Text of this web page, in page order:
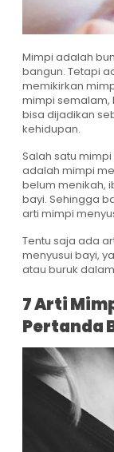
Mimpi adalah
bangun. Tetapi
memikirkan
mimpi
bisa dijadikan
kehidupan.
Salah satu
adalah mimpi
belum menikah,
bayi. Sehingga
arti mimpi
Tentu saja ada
menyusui bayi,
atau buruk
7 Arti
Pertanda